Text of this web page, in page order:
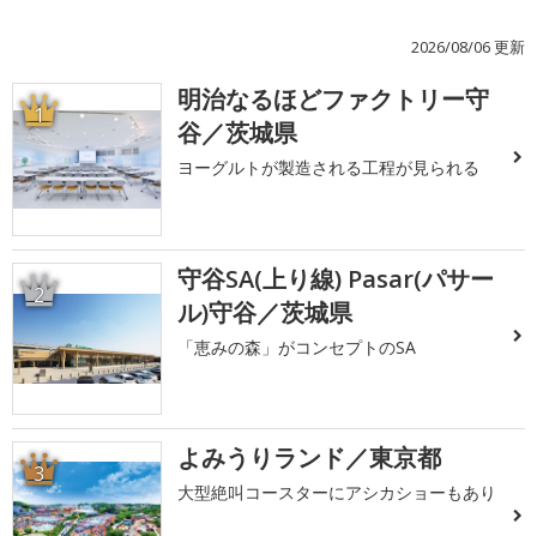
2026/08/06 更新
1
明治なるほどファクトリー守
谷／茨城県
ヨーグルトが製造される工程が見られる
2
守谷SA(上り線) Pasar(パサー
ル)守谷／茨城県
「恵みの森」がコンセプトのSA
3 よみうりランド／東京都
大型絶叫コースターにアシカショーもあり